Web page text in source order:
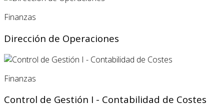
Finanzas
Dirección de Operaciones
Finanzas
Control de Gestión I - Contabilidad de Costes